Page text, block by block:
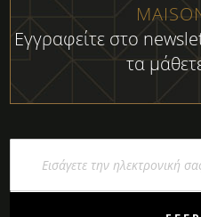
Εγγραφείτε στο
τα